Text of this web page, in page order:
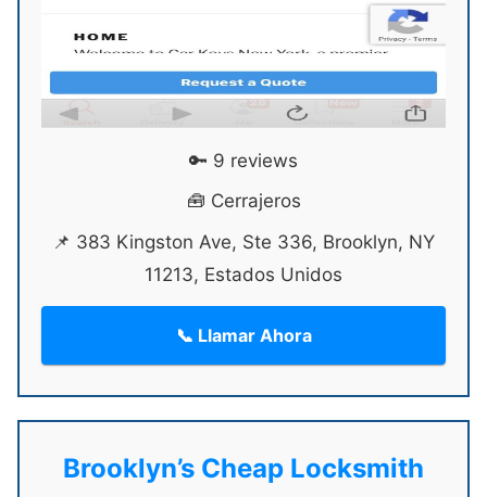
🔑 9 reviews
🧰 Cerrajeros
📌 383 Kingston Ave, Ste 336, Brooklyn, NY
11213, Estados Unidos
📞 Llamar Ahora
Brooklyn’s Cheap Locksmith